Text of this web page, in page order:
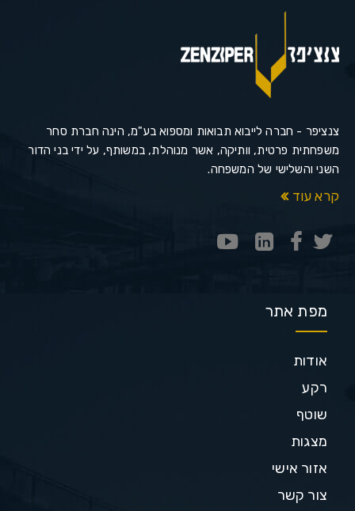
צנציפר - חברה לייבוא תבואות ומספוא בע"מ, הינה חברת סחר
משפחתית פרטית, וותיקה, אשר מנוהלת, במשותף, על ידי בני הדור
השני והשלישי של המשפחה.
קרא עוד
מפת אתר
אודות
רקע
שוטף
מצגות
אזור אישי
צור קשר